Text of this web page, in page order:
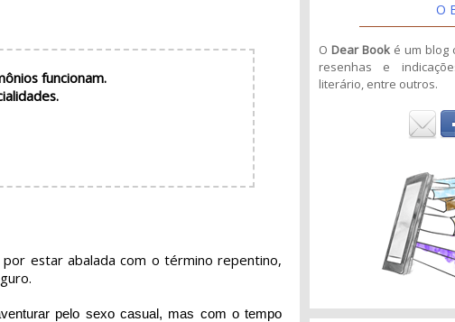
funcionam.
estar abalada com o término repentino,
pelo sexo casual, mas com o tempo
O
O Dear Book é um blog
resenhas e
literário, entre outros.